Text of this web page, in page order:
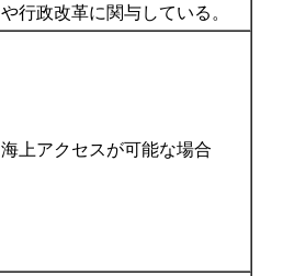
や行政改革に関与している。
海上アクセスが可能な場合